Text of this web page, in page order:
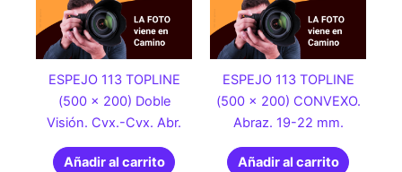
ESPEJO 113 TOPLINE
(500 x 200) Doble
Visión. Cvx.-Cvx. Abr.
Añadir al carrito
ESPEJO 113 TOPLINE
(500 x 200) CONVEXO.
Abraz. 19-22 mm.
Añadir al carrito